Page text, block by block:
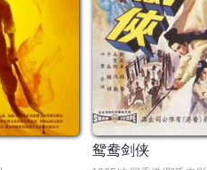
鸳鸯剑侠